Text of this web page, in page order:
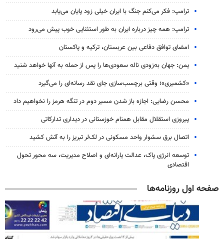
ترامپ: فکر می‌کنم جنگ با ایران خیلی زود پایان می‌یابد
ترامپ: همه چیز درباره ایران به طور استثنایی خوب پیش می‌رود
امضای توافق دفاعی بین عربستان، ترکیه و پاکستان
یمن: جهان به‌زودی ناله سعودی‌ها را پس از حمله به آنها خواهد شنید
«کشمیری»؛ وقتی برچسب‌سازی جای نقد رسانه‌ای را می‌گیرد
محسن رضایی: اجازه باز شدن مسیر دوم در تنگه هرمز را نخواهیم داد
پیروزی استقلال مقابل همنام خوزستانی در دیداری تدارکاتی
اتصال برق سشوار واحد مسکونی در لک‌لر تبریز را به آتش کشید
توسعه انرژی پاک، عدالت یارانه‌ای و اصلاح مدیریت، سه محور تحول
اقتصادی
صفحه اول روزنامه‌ها